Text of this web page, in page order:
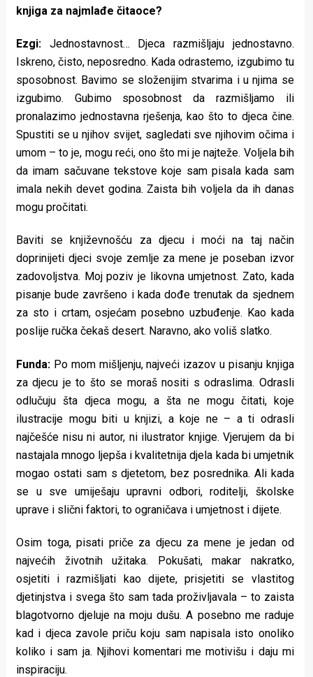
Magazin
knjiga za najmlađe čitaoce?
Ezgi: Jednostavnost… Djeca razmišljaju jednostavno.
Iskreno, čisto, neposredno. Kada odrastemo, izgubimo tu
sposobnost. Bavimo se složenijim stvarima i u njima se
izgubimo. Gubimo sposobnost da razmišljamo ili
pronalazimo jednostavna rješenja, kao što to djeca čine.
Spustiti se u njihov svijet, sagledati sve njihovim očima i
umom – to je, mogu reći, ono što mi je najteže. Voljela bih
da imam sačuvane tekstove koje sam pisala kada sam
imala nekih devet godina. Zaista bih voljela da ih danas
mogu pročitati.
Baviti se književnošću za djecu i moći na taj način
doprinijeti djeci svoje zemlje za mene je poseban izvor
zadovoljstva. Moj poziv je likovna umjetnost. Zato, kada
pisanje bude završeno i kada dođe trenutak da sjednem
za sto i crtam, osjećam posebno uzbuđenje. Kao kada
poslije ručka čekaš desert. Naravno, ako voliš slatko.
Funda: Po mom mišljenju, najveći izazov u pisanju knjiga
za djecu je to što se moraš nositi s odraslima. Odrasli
odlučuju šta djeca mogu, a šta ne mogu čitati, koje
ilustracije mogu biti u knjizi, a koje ne – a ti odrasli
najčešće nisu ni autor, ni ilustrator knjige. Vjerujem da bi
nastajala mnogo ljepša i kvalitetnija djela kada bi umjetnik
mogao ostati sam s djetetom, bez posrednika. Ali kada
se u sve umiješaju upravni odbori, roditelji, školske
uprave i slični faktori, to ograničava i umjetnost i dijete.
Osim toga, pisati priče za djecu za mene je jedan od
najvećih životnih užitaka. Pokušati, makar nakratko,
osjetiti i razmišljati kao dijete, prisjetiti se vlastitog
djetinjstva i svega što sam tada proživljavala – to zaista
blagotvorno djeluje na moju dušu. A posebno me raduje
kad i djeca zavole priču koju sam napisala isto onoliko
koliko i sam ja. Njihovi komentari me motivišu i daju mi
inspiraciju.